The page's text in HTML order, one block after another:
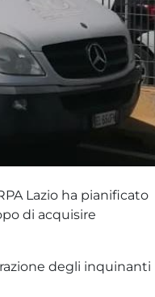
Lazio ha pianificato
di acquisire
degli inquinanti